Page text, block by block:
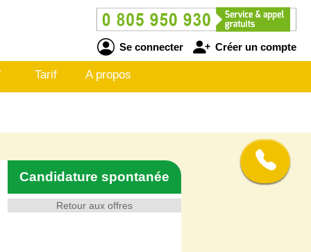
Se connecter Créer un compte
Tarif A propos
Retour aux offres
Candidature spontanée